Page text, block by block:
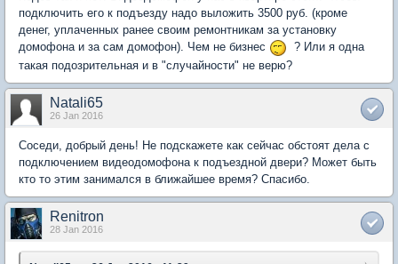
подключить его к подъезду надо выложить 3500 руб. (кроме
денег, уплаченных ранее своим ремонтникам за установку
домофона и за сам домофон). Чем не бизнес
? Или я одна
такая подозрительная и в "случайности" не верю?
Natali65
26 Jan 2016
Соседи, добрый день! Не подскажете как сейчас обстоят дела с
подключением видеодомофона к подъездной двери? Может быть
кто то этим занимался в ближайшее время? Спасибо.
Renitron
28 Jan 2016